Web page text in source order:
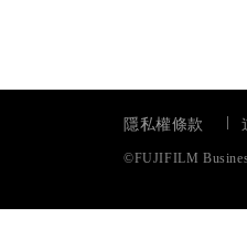
隱私權條款
©FUJIFILM